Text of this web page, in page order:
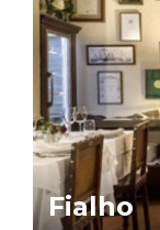
Fialho